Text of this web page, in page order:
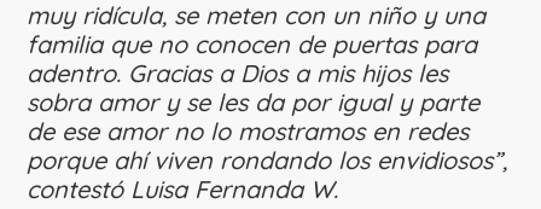
muy ridícula, se meten con un niño y una
familia que no conocen de puertas para
adentro. Gracias a Dios a mis hijos les
sobra amor y se les da por igual y parte
de ese amor no lo mostramos en redes
porque ahí viven rondando los envidiosos”,
contestó Luisa Fernanda W.